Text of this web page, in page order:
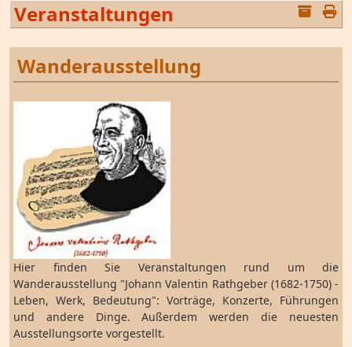
Veranstaltungen
Wanderausstellung
Hier finden Sie Veranstaltungen rund um die
Wanderausstellung "Johann Valentin Rathgeber (1682-1750) -
Leben, Werk, Bedeutung": Vorträge, Konzerte, Führungen
und andere Dinge. Außerdem werden die neuesten
Ausstellungsorte vorgestellt.